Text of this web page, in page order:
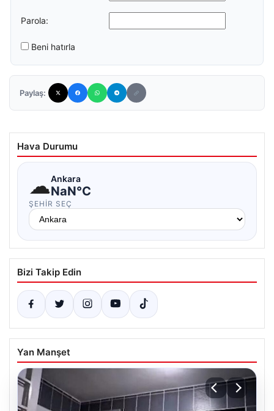
Parola:
Beni hatırla
Paylaş:
Hava Durumu
☁Ankara
NaN°C
ŞEHIR SEÇ
Bizi Takip Edin
Yan Manşet